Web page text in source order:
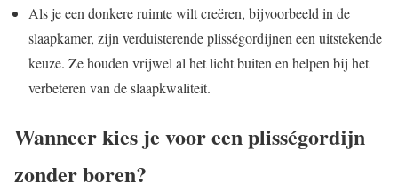
Als je een donkere ruimte wilt creëren, bijvoorbeeld in de
slaapkamer, zijn verduisterende plisségordijnen een uitstekende
keuze. Ze houden vrijwel al het licht buiten en helpen bij het
verbeteren van de slaapkwaliteit.
Wanneer kies je voor een plisségordijn
zonder boren?